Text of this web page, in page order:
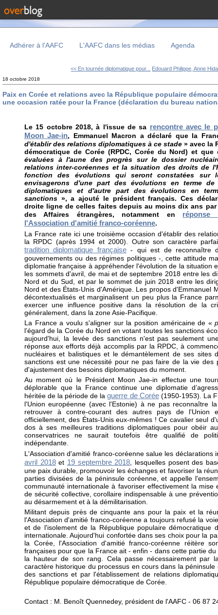
Adhérer à l'AAFC L'AAFC dans les médias Agenda
<< En tournée diplomatique pour... Edouard Philippe, Anne
18 octobre 2018
Paix en Corée et relations avec la République populaire
une occasion ratée pour la France (déclaration du bureau
Le 15 octobre 2018, à l'issue de sa rencontre avec le
Moon Jae-in, Emmanuel Macron a déclaré que la
d'établir des relations diplomatiques à ce stade » avec la
démocratique de Corée (RPDC, Corée du Nord) et
évaluées à l'aune des progrès sur le dossier
relations inter-coréennes et la situation des droits de
fonction des évolutions qui seront constatées sur
envisagerons d'une part des évolutions en terme de
diplomatiques et d'autre part des évolutions en
sanctions », a ajouté le président français. Ces
droite ligne de celles faites depuis au moins dix ans
des Affaires étrangères, notamment en réponse
l'Association d'amitié franco-coréenne.
La France rate ici une troisième occasion d'établir des
la RPDC (après 1994 et 2000). Outre son caractère
tradition diplomatique française- qui est de reconnaître
gouvernements ou des régimes politiques -, cette attitude
diplomatie française à appréhender l'évolution de la situation
les sommets d'avril, de mai et de septembre 2018 entre les
Nord et du Sud, et par le sommet de juin 2018 entre les
Nord et des États-Unis d'Amérique. Les propos d'Emmanuel
décontextualisés et marginalisent un peu plus la France
exercer une influence positive dans la résolution de la
généralement, dans la zone Asie-Pacifique.
La France a voulu s'aligner sur la position américaine de «
l’égard de la Corée du Nord en votant toutes les sanctions
aujourd'hui, la levée des sanctions n'est pas seulement
réponse aux efforts déjà accomplis par la RPDC, à
nucléaires et balistiques et le démantèlement de ses sites
sanctions est une nécessité pour ne pas faire de la vie des
d'ajustement des besoins diplomatiques du moment.
Au moment où le Président Moon Jae-in effectue une
déplorable que la France continue une diplomatie
héritée de la période de laguerre de Corée(1950-1953). La
l'Union européenne (avec l'Estonie) à ne pas reconnaître
retrouver à contre-courant des autres pays de l'Union
officiellement, des États-Unis eux-mêmes ! Ce cavalier seul
dos à ses meilleures traditions diplomatiques pour obéir
conservatrices ne saurait toutefois être qualifié de
indépendante.
L'Association d'amitié franco-coréenne salue les déclarations
avril 2018et 19 septembre 2018, lesquelles posent des
une paix durable, promouvoir les échanges et favoriser la
parties divisées de la péninsule coréenne, et appelle
communauté internationale à favoriser effectivement la mise
de sécurité collective, corollaire indispensable à une
au désarmement et à la démilitarisation.
Militant depuis près de cinquante ans pour la paix et la
l'Association d'amitié franco-coréenne a toujours refusé la
et de l'isolement de la République populaire démocratique
internationale. Aujourd'hui confortée dans ses choix pour la
la Corée, l'Association d'amitié franco-coréenne réitère
françaises pour que la France ait - enfin - dans cette partie
la hauteur de son rang. Cela passe nécessairement par
caractère historique du processus en cours dans la
des sanctions et par l'établissement de relations
République populaire démocratique de Corée.
Contact : M. Benoît Quennedey, président de l'AAFC - 06 87